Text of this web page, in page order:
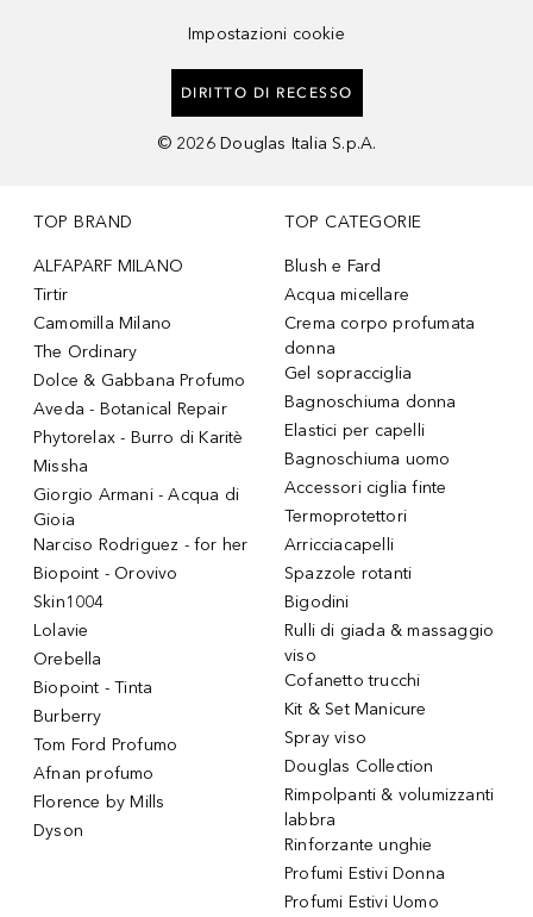
Impostazioni cookie
DIRITTO DI RECESSO
© 2026 Douglas Italia S.p.A.
TOP BRAND
ALFAPARF MILANO
Tirtir
Camomilla Milano
The Ordinary
Dolce & Gabbana Profumo
Aveda - Botanical Repair
Phytorelax - Burro di Karitè
Missha
Giorgio Armani - Acqua di
Gioia
Narciso Rodriguez - for her
Biopoint - Orovivo
Skin1004
Lolavie
Orebella
Biopoint - Tinta
Burberry
Tom Ford Profumo
Afnan profumo
Florence by Mills
Dyson
TOP CATEGORIE
Blush e Fard
Acqua micellare
Crema corpo profumata
donna
Gel sopracciglia
Bagnoschiuma donna
Elastici per capelli
Bagnoschiuma uomo
Accessori ciglia finte
Termoprotettori
Arricciacapelli
Spazzole rotanti
Bigodini
Rulli di giada & massaggio
viso
Cofanetto trucchi
Kit & Set Manicure
Spray viso
Douglas Collection
Rimpolpanti & volumizzanti
labbra
Rinforzante unghie
Profumi Estivi Donna
Profumi Estivi Uomo